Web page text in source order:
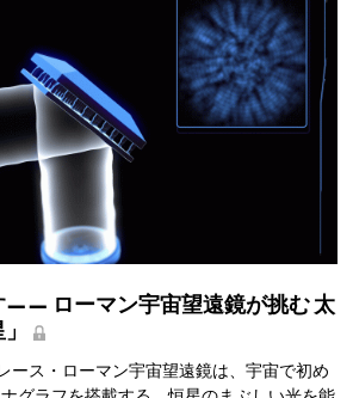
—— ローマン宇宙望遠鏡が挑む太
ース・ローマン宇宙望遠鏡は、宇宙で初め